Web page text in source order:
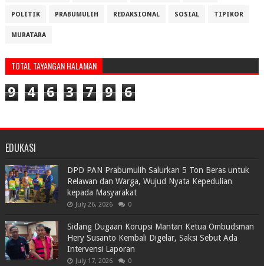
POLITIK PRABUMULIH REDAKSIONAL SOSIAL TIPIKOR
MURATARA
TOTAL TAYANGAN HALAMAN
9 4 6 3 7 9 6
EDUKASI
DPD PAN Prabumulih Salurkan 5 Ton Beras untuk
Relawan dan Warga, Wujud Nyata Kepedulian
kepada Masyarakat
July 26, 2026 0
Sidang Dugaan Korupsi Mantan Ketua Ombudsman
Hery Susanto Kembali Digelar, Saksi Sebut Ada
Intervensi Laporan
July 17, 2026 0